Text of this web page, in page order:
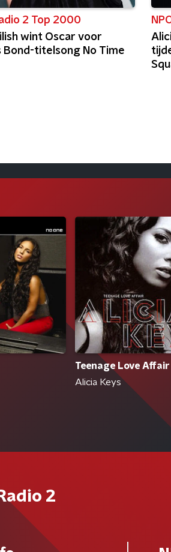
2 Top 2000
wint Oscar voor
Bond-titelsong No Time
Teenage Love Affair
Alicia Keys
2